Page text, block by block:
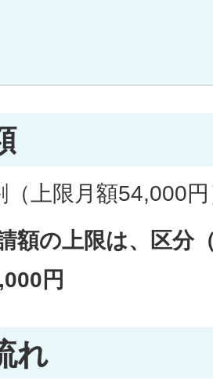
（上限月額54,000
額の上限は、区分
円
れ